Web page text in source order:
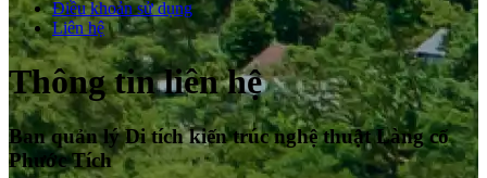
Điều khoản sử dụng
Liên hệ
Thông tin liên hệ
Ban quản lý Di tích kiến trúc nghệ thuật Làng cổ
Phước Tích